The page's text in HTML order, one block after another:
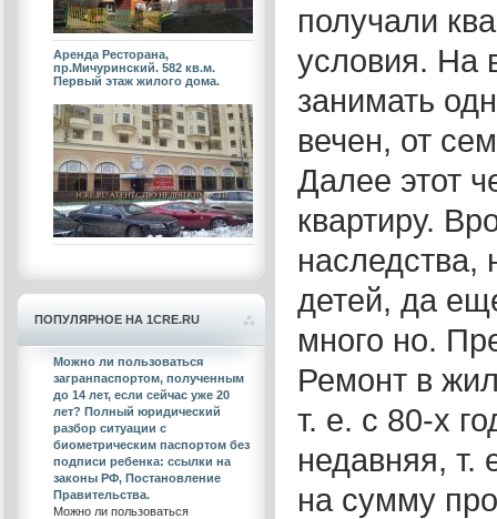
Аренда Ресторана,
пр.Мичуринский. 582 кв.м.
Первый этаж жилого дома.
ПОПУЛЯРНОЕ НА 1CRE.RU
Можно ли пользоваться
загранпаспортом, полученным
до 14 лет, если сейчас уже 20
лет? Полный юридический
разбор ситуации с
биометрическим паспортом без
подписи ребенка: ссылки на
законы РФ, Постановление
Правительства.
Можно ли пользоваться
получали
условия. На
занимать
вечен, от
Далее этот
квартиру.
наследства,
детей, да
много но.
Ремонт в
т. е. с 80-х
недавняя, т.
на сумму